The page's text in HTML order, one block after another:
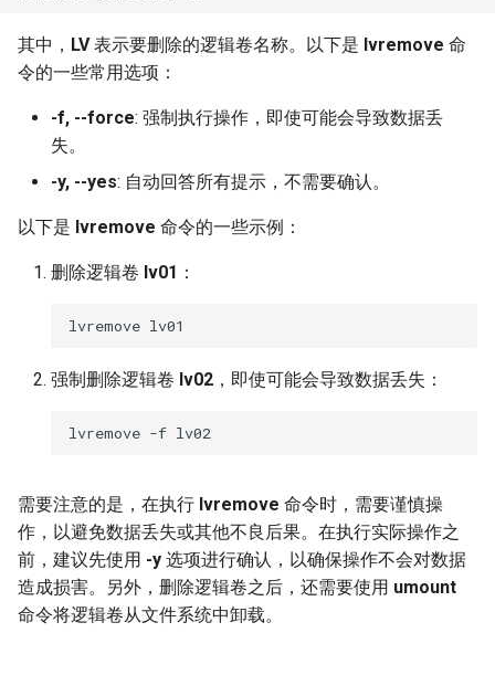
其中， LV表示要删除的逻辑卷名称。以下是 lvremove 命
令的一些常用选项：
-f, --force: 强制执行操作，即使可能会导致数据丢
失。
-y, --yes: 自动回答所有提示，不需要确认。
以下是 lvremove 命令的一些示例：
删除逻辑卷 lv01 ：
强制删除逻辑卷 lv02 ，即使可能会导致数据丢失：
需要注意的是，在执行 lvremove 命令时，需要谨慎操
作，以避免数据丢失或其他不良后果。在执行实际操作之
前，建议先使用 -y 选项进行确认，以确保操作不会对数据
造成损害。另外，删除逻辑卷之后，还需要使用 umount
命令将逻辑卷从文件系统中卸载。